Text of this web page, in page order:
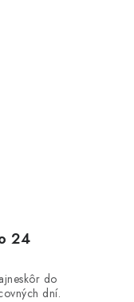
24
do
dní.